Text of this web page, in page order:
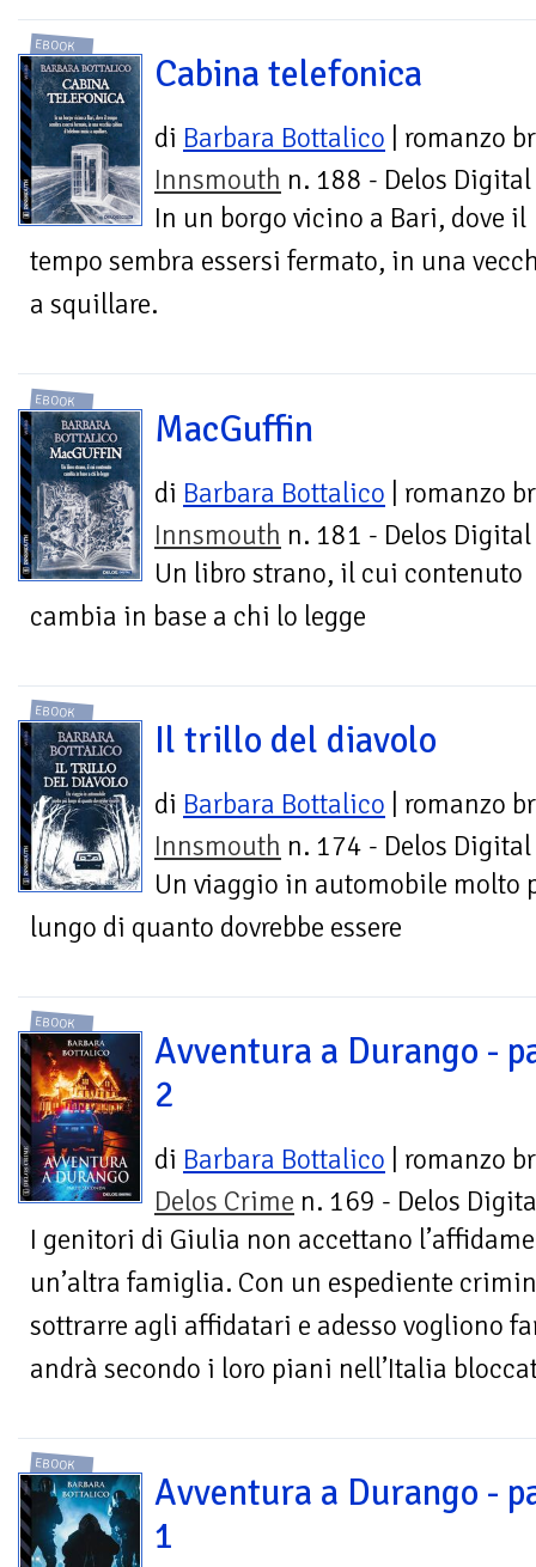
EBOOK
Cabina telefonica
di Barbara Bottalico | romanzo
Innsmouth n. 188 - Delos Digital
In un borgo vicino a Bari, dove il
tempo sembra essersi fermato, in una
a squillare.
EBOOK
MacGuffin
di Barbara Bottalico | romanzo
Innsmouth n. 181 - Delos Digital
Un libro strano, il cui contenuto
cambia in base a chi lo legge
EBOOK
Il trillo del diavolo
di Barbara Bottalico | romanzo
Innsmouth n. 174 - Delos Digital
Un viaggio in automobile molto
lungo di quanto dovrebbe essere
EBOOK
Avventura a Durango -
2
di Barbara Bottalico | romanzo
Delos Crime n. 169 - Delos
I genitori di Giulia non accettano
un’altra famiglia. Con un espediente
sottrarre agli affidatari e adesso vogliono
andrà secondo i loro piani nell’Italia
EBOOK
Avventura a Durango -
1